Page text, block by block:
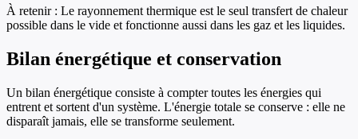
À retenir : Le rayonnement thermique est le seul transfert de chaleur
possible dans le vide et fonctionne aussi dans les gaz et les liquides.
Bilan énergétique et conservation
Un bilan énergétique consiste à compter toutes les énergies qui
entrent et sortent d'un système. L'énergie totale se conserve : elle ne
disparaît jamais, elle se transforme seulement.